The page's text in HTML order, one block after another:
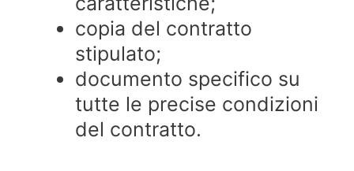
copia del contratto
stipulato;
documento specifico su
tutte le precise condizioni
del contratto.